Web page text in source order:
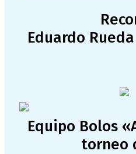
Eduardo
Equipo Bolos
torneo